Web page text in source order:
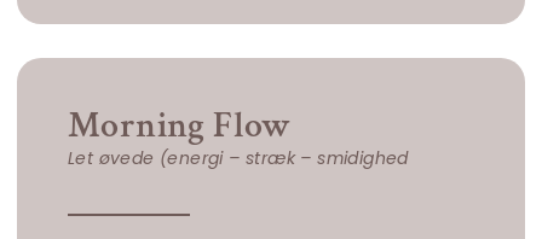
Morning Flow
Let øvede (energi – stræk – smidighed